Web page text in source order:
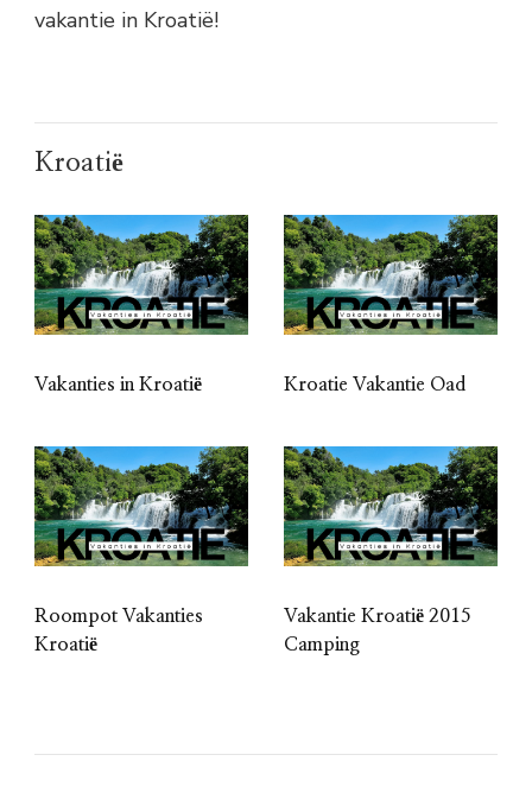
vakantie in Kroatië!
Kroatië
Vakanties in Kroatië Kroatie Vakantie Oad
Roompot Vakanties
Kroatië
Vakantie Kroatië 2015
Camping